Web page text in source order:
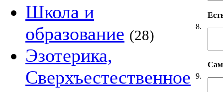
Школа и
образование (28)
Эзотерика,
Сверхъестественное
8.
9.